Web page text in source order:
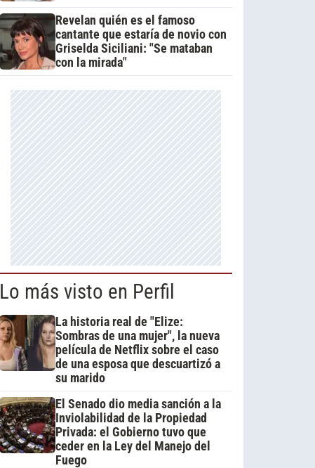
Revelan quién es el famoso
cantante que estaría de novio con
Griselda Siciliani: "Se mataban
con la mirada"
Lo más visto en Perfil
La historia real de "Elize:
Sombras de una mujer", la nueva
película de Netflix sobre el caso
de una esposa que descuartizó a
su marido
El Senado dio media sanción a la
Inviolabilidad de la Propiedad
Privada: el Gobierno tuvo que
ceder en la Ley del Manejo del
Fuego